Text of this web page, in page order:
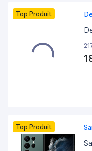
Top Produit
Top Produit